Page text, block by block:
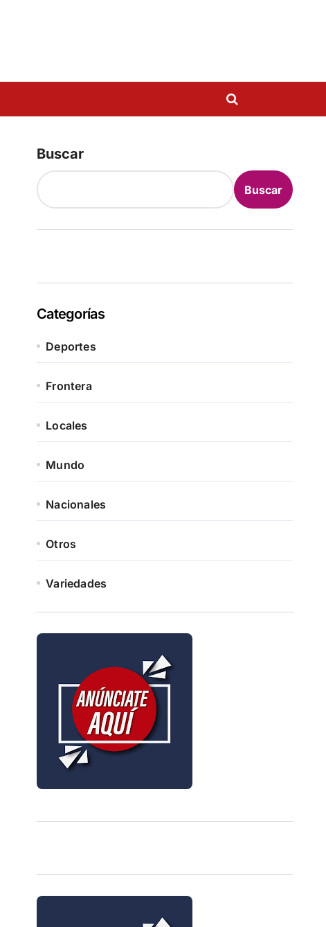
Buscar
Buscar
Categorías
Deportes
Frontera
Locales
Mundo
Nacionales
Otros
Variedades